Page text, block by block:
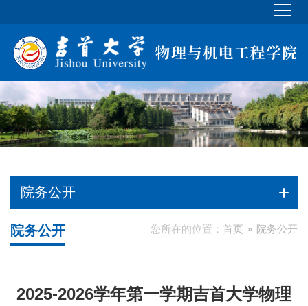
院务公开
您所在的位置： 首页 院务公开
院务公开
2025-2026学年第一学期吉首大学物理